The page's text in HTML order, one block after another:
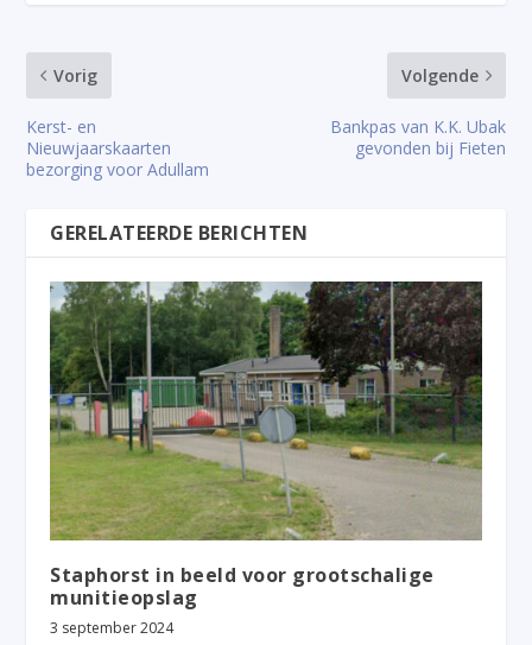
Vorig
Kerst- en
Nieuwjaarskaarten
bezorging voor Adullam
Volgende
Bankpas van K.K. Ubak
gevonden bij Fieten
GERELATEERDE BERICHTEN
Staphorst in beeld voor grootschalige
munitieopslag
3 september 2024